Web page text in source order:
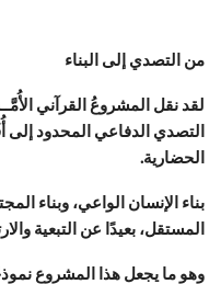
من التصدي إلى البناء
لقد نقل المشروعُ القرآني
التصدي الدفاعي المحدود إلى
الحضارية.
بناء الإنسان الواعي، وبناء
المستقل، بعيدًا عن التبعية
وهو ما يجعل هذا المشروع